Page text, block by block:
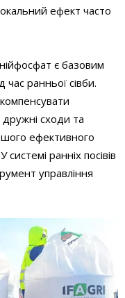
ефект часто
є базовим
ранньої сівби.
сходи та
ефективного
ранніх посівів
управління